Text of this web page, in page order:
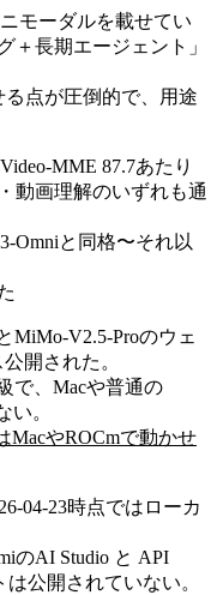
モーダルを載せてい
＋長期エージェント」
る点が圧倒的で、用途
MME 87.7あたり
動画理解のいずれも通
Omniと同格〜それ以
MiMo-V2.5-Proのウェ
開された。
で、Macや普通の
い。
MacやROCmで動かせ
04-23時点ではローカ
のAI Studio と API
公開されていない。